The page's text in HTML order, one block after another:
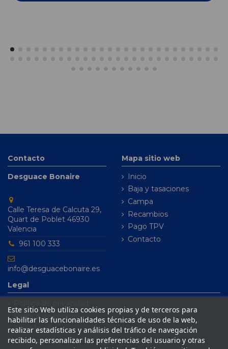
Contacto
Desguace Bonaire
Calle Teresa de Calcuta 29,
Quart de Poblet 46930
Valencia
961 100 333
info@desguacebonaire.es
Mapa sitio web
Inicio
Baja y tasaciones
Campa
Recambios
Pago TPV
Contacto
Legal
Política de cookies
Aviso legal
Condiciones de venta
Este sitio Web utiliza cookies propias y de terceros para
habilitar las funcionalidades técnicas de uso de la web,
realizar estadísticas y análisis del tráfico de navegación
recibido, personalizar las preferencias del usuario y otras